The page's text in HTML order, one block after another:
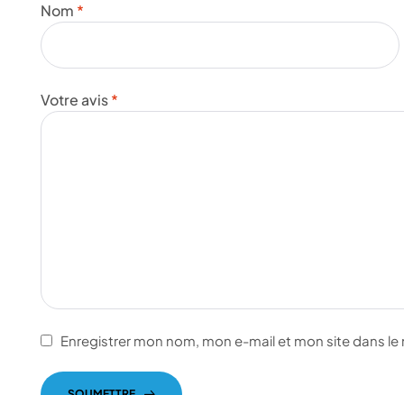
Votre avis*
Nom *
Enregistrer mon nom, mon e-mail et mon site dans